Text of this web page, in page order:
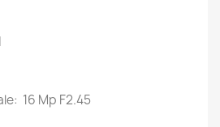
16 Mp F2.45